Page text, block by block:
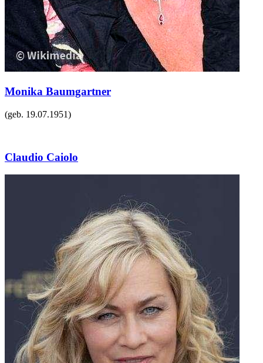
Monika Baumgartner
(geb. 19.07.1951)
Claudio Caiolo